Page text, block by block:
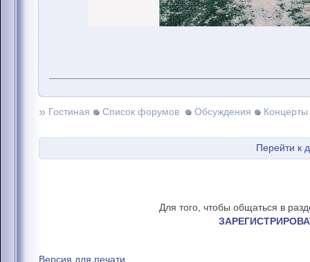
» Гостиная Список форумов Обсуждения Концерты
Перейти к
Для того, чтобы общаться в
Версия для печати